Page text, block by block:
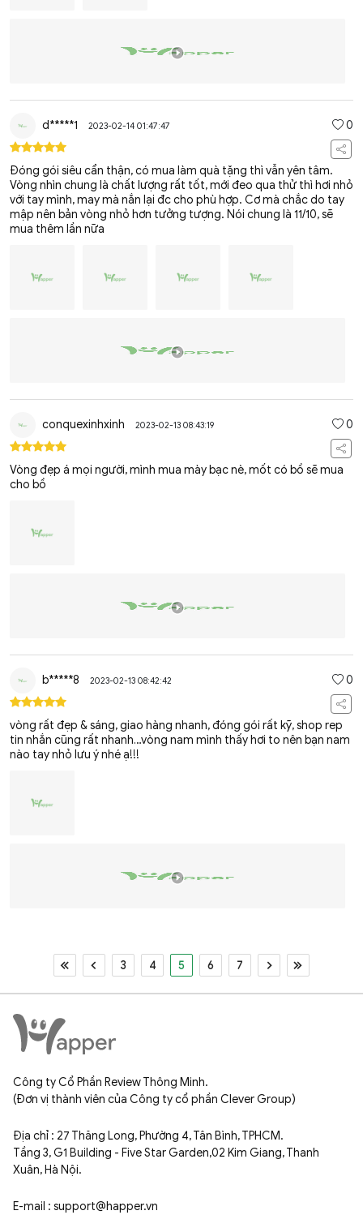
d*****1 2023-02-14 01:47:47 0
Đóng gói siêu cẩn thận, có mua làm quà tặng thì vẫn yên tâm.
Vòng nhìn chung là chất lượng rất tốt, mới đeo qua thử thì hơi nhỏ
với tay mình, may mà nắn lại đc cho phù hợp. Cơ mà chắc do tay
mập nên bản vòng nhỏ hơn tưởng tượng. Nói chung là 11/10, sẽ
mua thêm lần nữa
conquexinhxinh 2023-02-13 08:43:19 0
Vòng đẹp á mọi người, mình mua mày bạc nè, mốt có bồ sẽ mua
cho bồ
b*****8 2023-02-13 08:42:42 0
vòng rất đẹp & sáng, giao hàng nhanh, đóng gói rất kỹ, shop rep
tin nhắn cũng rất nhanh…vòng nam mình thấy hơi to nên bạn nam
nào tay nhỏ lưu ý nhé ạ!!!
3 4 5 6 7
Công ty Cổ Phần Review Thông Minh.
(Đơn vị thành viên của Công ty cổ phần Clever Group)
Địa chỉ : 27 Thăng Long, Phường 4, Tân Bình, TPHCM.
Tầng 3, G1 Building - Five Star Garden,02 Kim Giang, Thanh
Xuân, Hà Nội.
E-mail : support@happer.vn